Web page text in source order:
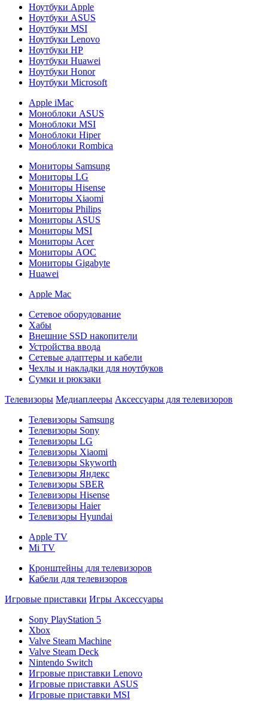
Ноутбуки Apple
Ноутбуки ASUS
Ноутбуки MSI
Ноутбуки Lenovo
Ноутбуки HP
Ноутбуки Huawei
Ноутбуки Honor
Ноутбуки Microsoft
Apple iMac
Моноблоки ASUS
Моноблоки MSI
Моноблоки Hiper
Моноблоки Rombica
Мониторы Samsung
Мониторы LG
Мониторы Hisense
Мониторы Xiaomi
Мониторы Philips
Мониторы ASUS
Мониторы MSI
Мониторы Acer
Мониторы AOC
Мониторы Gigabyte
Huawei
Apple Mac
Сетевое оборудование
Хабы
Внешние SSD накопители
Устройства ввода
Сетевые адаптеры и кабели
Чехлы и накладки для ноутбуков
Сумки и рюкзаки
Телевизоры Медиаплееры Аксессуары для телевизоров
Телевизоры Samsung
Телевизоры Sony
Телевизоры LG
Телевизоры Xiaomi
Телевизоры Skyworth
Телевизоры Яндекс
Телевизоры SBER
Телевизоры Hisense
Телевизоры Haier
Телевизоры Hyundai
Apple TV
Mi TV
Кронштейны для телевизоров
Кабели для телевизоров
Игровые приставки Игры Аксессуары
Sony PlayStation 5
Xbox
Valve Steam Machine
Valve Steam Deck
Nintendo Switch
Игровые приставки Lenovo
Игровые приставки ASUS
Игровые приставки MSI